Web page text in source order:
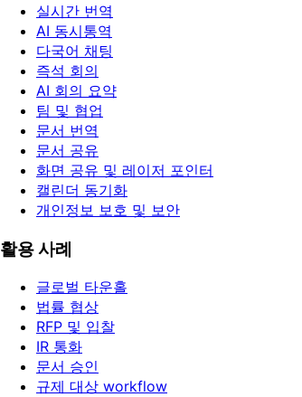
실시간 번역
AI 동시통역
다국어 채팅
즉석 회의
AI 회의 요약
팀 및 협업
문서 번역
문서 공유
화면 공유 및 레이저 포인터
캘린더 동기화
개인정보 보호 및 보안
활용 사례
글로벌 타운홀
법률 협상
RFP 및 입찰
IR 통화
문서 승인
규제 대상 workflow